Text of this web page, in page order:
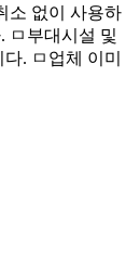
소 없이 사용하
ㅁ부대시설 및
. ㅁ업체 이미